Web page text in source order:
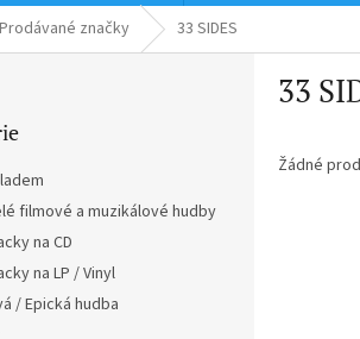
Prodávané značky 33 SIDES
filmové a muzikálové hudby
na CD
na LP / Vinyl
/ Epická hudba
33
Žádné